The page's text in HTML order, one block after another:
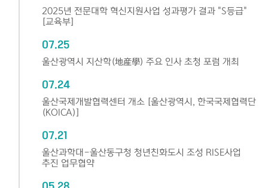
2025년 전문대학 혁신지원사업 성과평가 결과 "S등급"
[교육부]
07.25
울산광역시 지산학(地産學) 주요 인사 초청 포럼 개최
07.24
울산국제개발협력센터 개소 [울산광역시, 한국국제협력단
(KOICA)]
07.21
울산과학대-울산동구청 청년친화도시 조성 RISE사업
추진 업무협약